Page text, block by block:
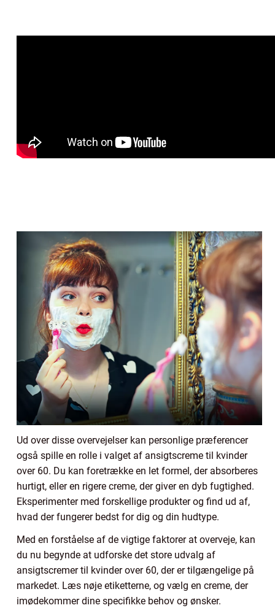
Ud over disse overvejelser kan personlige præferencer
også spille en rolle i valget af ansigtscreme til kvinder
over 60. Du kan foretrække en let formel, der absorberes
hurtigt, eller en rigere creme, der giver en dyb fugtighed.
Eksperimenter med forskellige produkter og find ud af,
hvad der fungerer bedst for dig og din hudtype.
Med en forståelse af de vigtige faktorer at overveje, kan
du nu begynde at udforske det store udvalg af
ansigtscremer til kvinder over 60, der er tilgængelige på
markedet. Læs nøje etiketterne, og vælg en creme, der
imødekommer dine specifikke behov og ønsker.